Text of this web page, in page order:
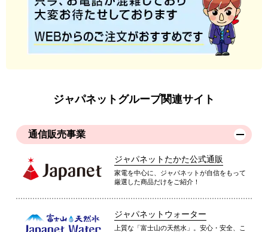
ジャパネットグループ関連サイト
通信販売事業
ジャパネットたかた公式通販
家電を中心に、ジャパネットが自信をもって
厳選した商品だけをご紹介！
ジャパネットウォーター
上質な「富士山の天然水」。安心・安全、こ